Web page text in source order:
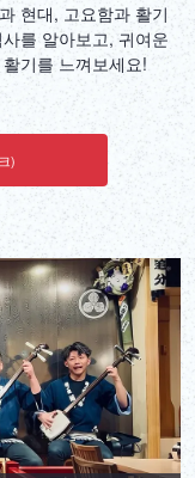
현대, 고요함과 활기
를 알아보고, 귀여운
기를 느껴보세요!
)